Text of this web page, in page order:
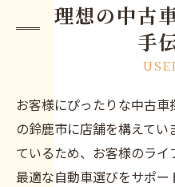
理想の中古
手
お客様にぴったりな中古
の鈴鹿市に店舗を構えてい
ているため、お客様のラ
最適な自動車選びをサポー